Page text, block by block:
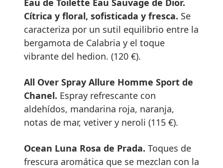
Cítrica y floral, sofisticada y fresca. Se
caracteriza por un sutil equilibrio entre la
bergamota de Calabria y el toque
vibrante del hedion. (120 €).
All Over Spray Allure Homme Sport de
Chanel. Espray refrescante con
aldehídos, mandarina roja, naranja,
notas de mar, vetiver y neroli (115 €).
Ocean Luna Rosa de Prada. Toques de
frescura aromática que se mezclan con la